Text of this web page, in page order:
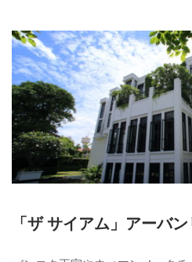
リ
ー
「ザ サイアム」アーバ